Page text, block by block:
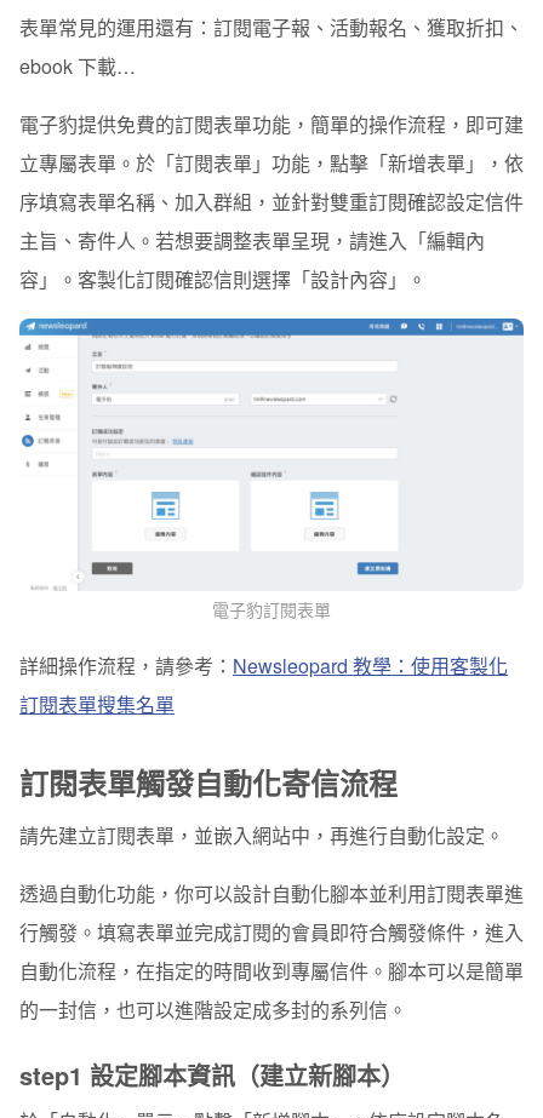
step4 設定寄送時間
表單常見的運用還有：訂閱電子報、活動報名、獲取折扣、
ebook 下載…
電子豹提供免費的訂閱表單功能，簡單的操作流程，即可建
立專屬表單。於「訂閱表單」功能，點擊「新增表單」，依
序填寫表單名稱、加入群組，並針對雙重訂閱確認設定信件
主旨、寄件人。若想要調整表單呈現，請進入「編輯內
容」。客製化訂閱確認信則選擇「設計內容」。
電子豹訂閱表單
詳細操作流程，請參考： Newsleopard 教學：使用客製化
訂閱表單搜集名單
訂閱表單觸發自動化寄信流程
請先建立訂閱表單，並嵌入網站中，再進行自動化設定。
透過自動化功能，你可以設計自動化腳本並利用訂閱表單進
行觸發。填寫表單並完成訂閱的會員即符合觸發條件，進入
自動化流程，在指定的時間收到專屬信件。腳本可以是簡單
的一封信，也可以進階設定成多封的系列信。
step1 設定腳本資訊（建立新腳本）